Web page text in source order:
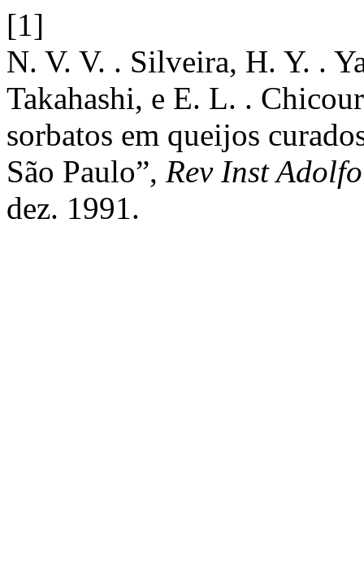
[1]
N. V. V. . Silveira, H. Y. .
Takahashi, e E. L. .
sorbatos em queijos
São Paulo”, Rev Inst
dez. 1991.